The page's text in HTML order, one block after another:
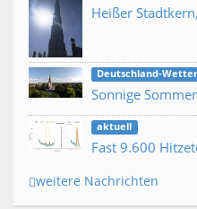
Heißer
Deutschland-Wetter
Sonnige
aktuell
Fast 9.600
weitere Nachrichten